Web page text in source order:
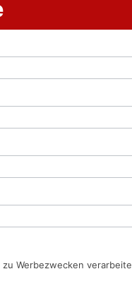
Werbezwecken